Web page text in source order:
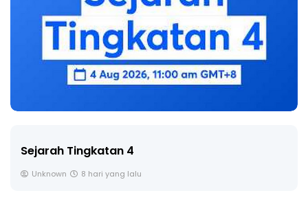
Sejarah Tingkatan 4
Unknown 8 hari yang lalu